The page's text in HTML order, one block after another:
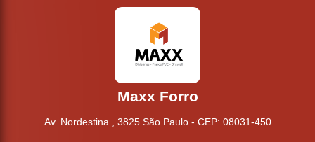
Maxx Forro
Av. Nordestina , 3825 São Paulo - CEP: 08031-450